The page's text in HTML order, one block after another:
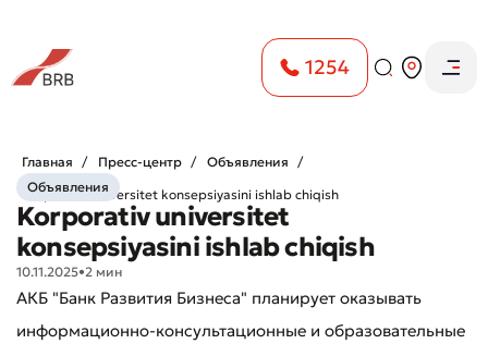
1254
Главная Пресс-центр
Объявления
Korporativ universitet konsepsiyasini ishlab chiqish
Объявления
Korporativ universitet
konsepsiyasini ishlab chiqish
10.11.2025•2 мин
АКБ "Банк Развития Бизнеса" планирует оказывать
информационно-консультационные и образовательные